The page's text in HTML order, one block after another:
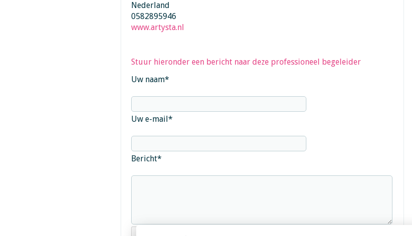
Nederland
0582895946
www.artysta.nl
Stuur hieronder een bericht naar deze professioneel begeleider
Uw naam*
Uw e-mail*
Bericht*